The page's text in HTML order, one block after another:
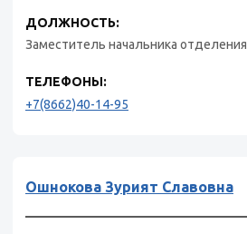
ДОЛЖНОСТЬ:
Заместитель начальника отделения
ТЕЛЕФОНЫ:
+7(8662)40-14-95
Ошнокова Зурият Славовна